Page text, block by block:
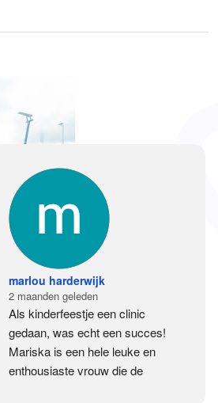
marlou harderwijk
2 maanden geleden
Als kinderfeestje een clinic
gedaan, was echt een succes!
Mariska is een hele leuke en
enthousiaste vrouw die de